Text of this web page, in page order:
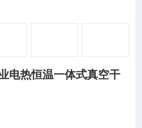
电热恒温一体式真空干